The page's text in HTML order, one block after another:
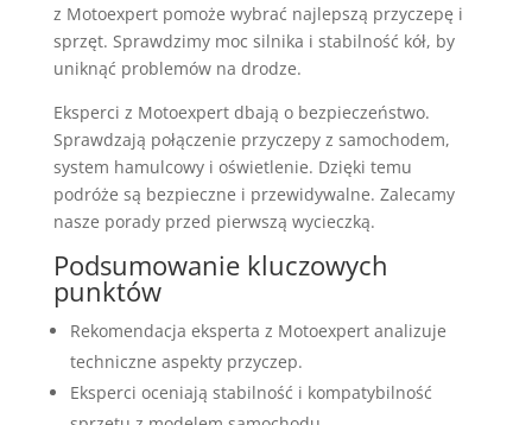
z Motoexpert pomoże wybrać najlepszą przyczepę i
sprzęt. Sprawdzimy moc silnika i stabilność kół, by
uniknąć problemów na drodze.
Eksperci z Motoexpert dbają o bezpieczeństwo.
Sprawdzają połączenie przyczepy z samochodem,
system hamulcowy i oświetlenie. Dzięki temu
podróże są bezpieczne i przewidywalne. Zalecamy
nasze porady przed pierwszą wycieczką.
Podsumowanie kluczowych
punktów
Rekomendacja eksperta z Motoexpert analizuje
techniczne aspekty przyczep.
Eksperci oceniają stabilność i kompatybilność